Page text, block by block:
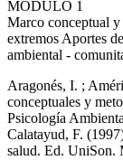
MODULO 1
Marco conceptual
extremos Aportes
ambiental -
Aragonés, I. ;
conceptuales y
Psicología
Calatayud, F.
salud. Ed. UniSon.